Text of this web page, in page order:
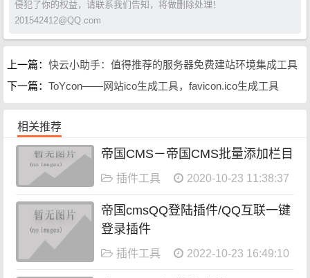
侵犯了你的权益，请联系我们告知，将做删除处理！
201542412@QQ.com
上一篇： 快云小助手：值得推荐的服务器免费建站环境集成工具
下一篇： ToYcon——网站ico生成工具，favicon.ico生成工具
相关推荐
帝国CMS－帝国CMS批量添加栏目
插件工具 2020-10-23 11:38:37
帝国cmsQQ登陆插件/QQ互联一键
登录插件
插件工具 2022-10-23 16:49:10